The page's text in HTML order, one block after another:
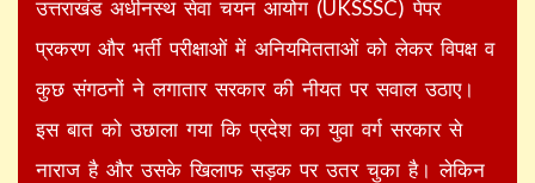
उत्तराखंड अधीनस्थ सेवा चयन आयोग (UKSSSC) पेपर
प्रकरण और भर्ती परीक्षाओं में अनियमितताओं को लेकर विपक्ष व
कुछ संगठनों ने लगातार सरकार की नीयत पर सवाल उठाए।
इस बात को उछाला गया कि प्रदेश का युवा वर्ग सरकार से
नाराज है और उसके खिलाफ सड़क पर उतर चुका है। लेकिन